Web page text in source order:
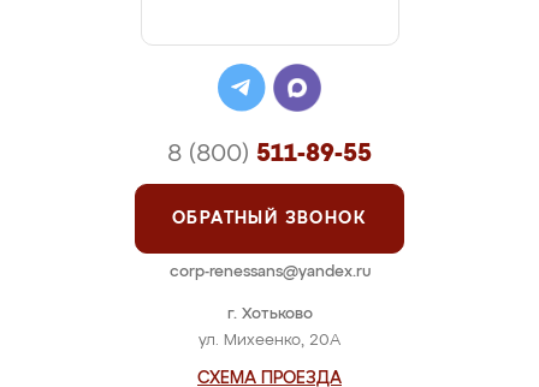
г. Хотьково
ул. Михеенко, 20А
СХЕМА ПРОЕЗДА
8 (800) 511-89-55
ОБРАТНЫЙ ЗВОНОК
corp-renessans@yandex.ru